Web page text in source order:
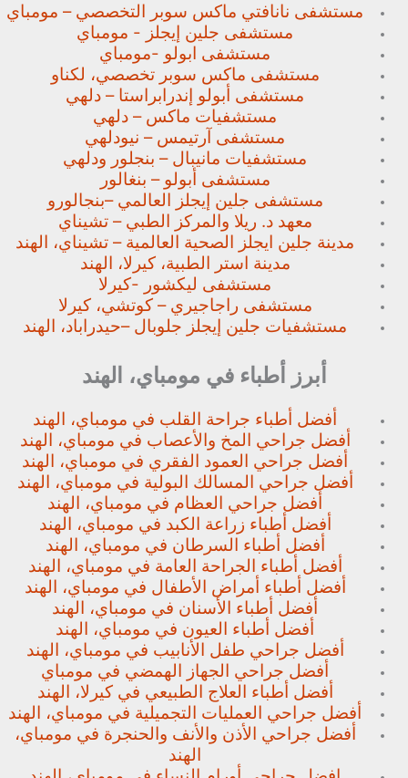
مستشفى نانافتي ماكس سوبر التخصصي – مومباي
مستشفى جلين إيجلز - مومباي
مستشفى ابولو -مومباي
مستشفى ماكس سوبر تخصصي، لكناو
مستشفى أبولو إندرابراستا – دلهي
مستشفيات ماكس – دلهي
مستشفى آرتيمس – نيودلهي
مستشفيات مانيبال – بنجلور ودلهي
مستشفى أبولو – بنغالور
مستشفى جلين إيجلز العالمي –بنجالورو
معهد د. ريلا والمركز الطبي – تشيناي
مدينة جلين ايجلز الصحية العالمية – تشيناي، الهند
مدينة استر الطبية، كيرلا، الهند
مستشفى ليكشور -كيرلا
مستشفى راجاجيري – كوتشي، كيرلا
مستشفيات جلين إيجلز جلوبال –حيدراباد، الهند
أبرز أطباء في مومباي، الهند
أفضل أطباء جراحة القلب في مومباي، الهند
أفضل جراحي المخ والأعصاب في مومباي، الهند
أفضل جراحي العمود الفقري في مومباي، الهند
أفضل جراحي المسالك البولية في مومباي، الهند
أفضل جراحي العظام في مومباي، الهند
أفضل أطباء زراعة الكبد في مومباي، الهند
أفضل أطباء السرطان في مومباي، الهند
أفضل أطباء الجراحة العامة في مومباي، الهند
أفضل أطباء أمراض الأطفال في مومباي، الهند
أفضل أطباء الأسنان في مومباي، الهند
أفضل أطباء العيون في مومباي، الهند
أفضل جراحي طفل الأنابيب في مومباي، الهند
أفضل جراحي الجهاز الهمضي في مومباي
أفضل أطباء العلاج الطبيعي في كيرلا، الهند
أفضل جراحي العمليات التجميلية في مومباي، الهند
أفضل جراحي الأذن والأنف والحنجرة في مومباي،
الهند